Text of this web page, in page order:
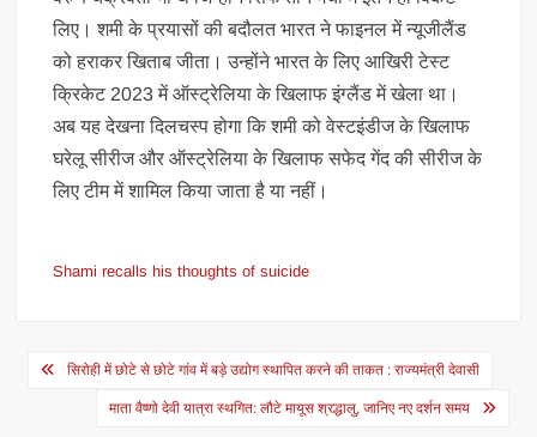
लिए। शमी के प्रयासों की बदौलत भारत ने फाइनल में न्यूजीलैंड
को हराकर खिताब जीता। उन्होंने भारत के लिए आखिरी टेस्ट
क्रिकेट 2023 में ऑस्ट्रेलिया के खिलाफ इंग्लैंड में खेला था।
अब यह देखना दिलचस्प होगा कि शमी को वेस्टइंडीज के खिलाफ
घरेलू सीरीज और ऑस्ट्रेलिया के खिलाफ सफेद गेंद की सीरीज के
लिए टीम में शामिल किया जाता है या नहीं।
Shami recalls his thoughts of suicide
Post
navigation
सिरोही में छोटे से छोटे गांव में बड़े उद्योग स्थापित करने की ताकत : राज्यमंत्री देवासी
माता वैष्णो देवी यात्रा स्थगित: लौटे मायूस श्रद्धालु, जानिए नए दर्शन समय